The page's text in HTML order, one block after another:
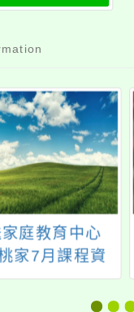
庭教育中心
桃家7月課程資
「HELLO新鮮
「數位教養練